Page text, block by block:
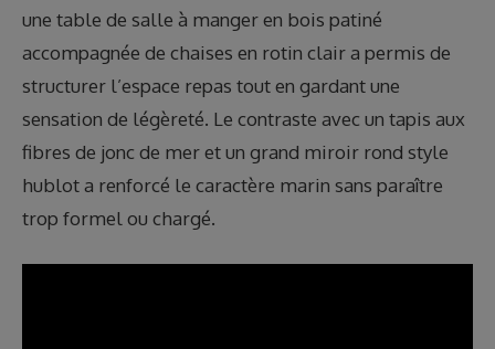
une table de salle à manger en bois patiné
accompagnée de chaises en rotin clair a permis de
structurer l’espace repas tout en gardant une
sensation de légèreté. Le contraste avec un tapis aux
fibres de jonc de mer et un grand miroir rond style
hublot a renforcé le caractère marin sans paraître
trop formel ou chargé.